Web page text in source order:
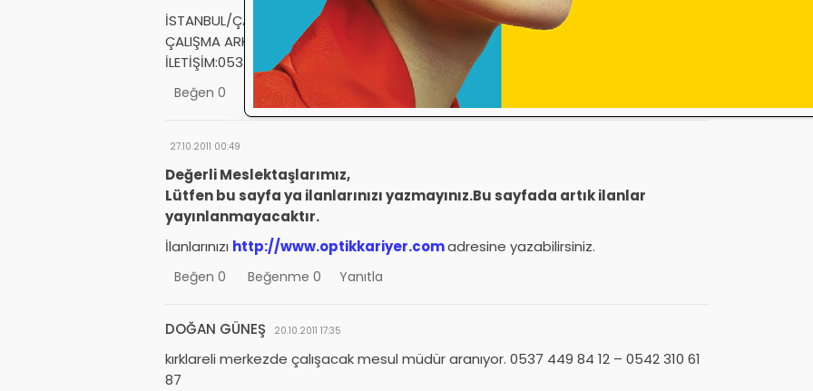
İSTANBUL/ÇATALCA DA BULUNAN OPTİK MAĞAZAMIZA BAY/BAYAN SATIŞ TECRÜBELİ
ÇALIŞMA ARKADAŞI ARAMAKTAYIZ.
İLETİŞİM:05330552592
Beğen 0 Beğenme
27.10.2011 00:49
Değerli Meslektaşlarımız,
Lütfen bu sayfa ya ilanlarınızı yazmayınız.Bu sayfada artık ilanlar
yayınlanmayacaktır.
İlanlarınızı http://www.optikkariyer.comadresine yazabilirsiniz.
Beğen 0 Beğenme 0 Yanıtla
DOĞAN GÜNEŞ 20.10.2011 17:35
kırklareli merkezde çalışacak mesul müdür aranıyor. 0537 449 84 12 – 0542 310 61
87